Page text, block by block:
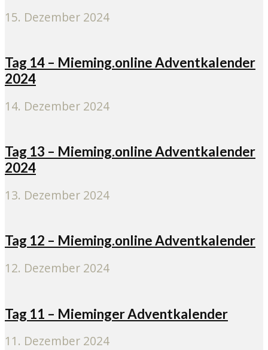
15. Dezember 2024
Tag 14 – Mieming.online Adventkalender
2024
14. Dezember 2024
Tag 13 – Mieming.online Adventkalender
2024
13. Dezember 2024
Tag 12 – Mieming.online Adventkalender
12. Dezember 2024
Tag 11 – Mieminger Adventkalender
11. Dezember 2024